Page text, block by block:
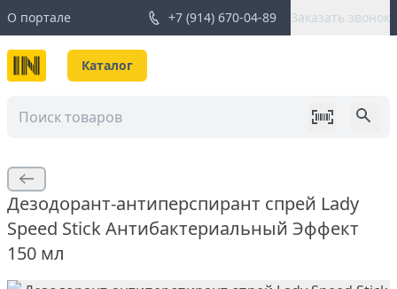
О портале +7 (914) 670-04-89 Заказать звонок
Каталог
Дезодорант-антиперспирант спрей Lady
Speed Stick Антибактериальный Эффект
150 мл